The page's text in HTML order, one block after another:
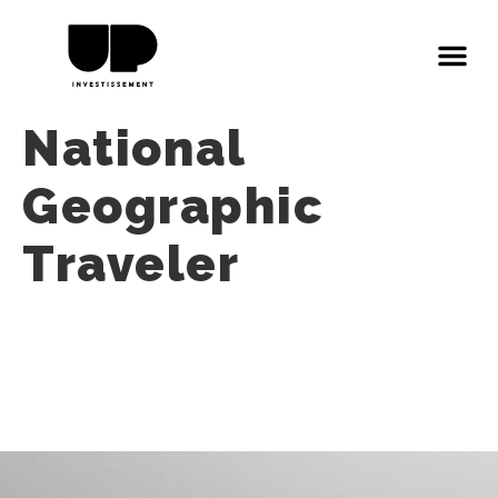
National
Geographic
Traveler